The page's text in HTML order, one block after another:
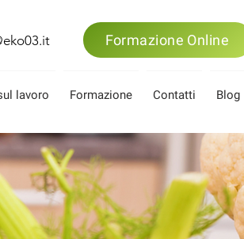
Formazione Online
lavoro Formazione Contatti Blog